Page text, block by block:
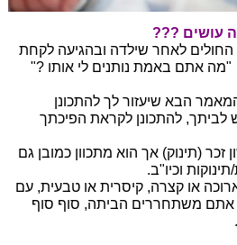
עושים ???
לאחר שילדה ובהגיעה לקחת
"מה אתם באמת נותנים לי אותו ?"
הבא שיעזור לך להתכונן
לביתך, להתכונן לקראת הפיכתך
(תינוק) אך הוא מתכוון כמובן גם
וכיו"ב.
או קצרה, קיסרית או טבעית, עם
אתם משתחררים הביתה, סוף סוף